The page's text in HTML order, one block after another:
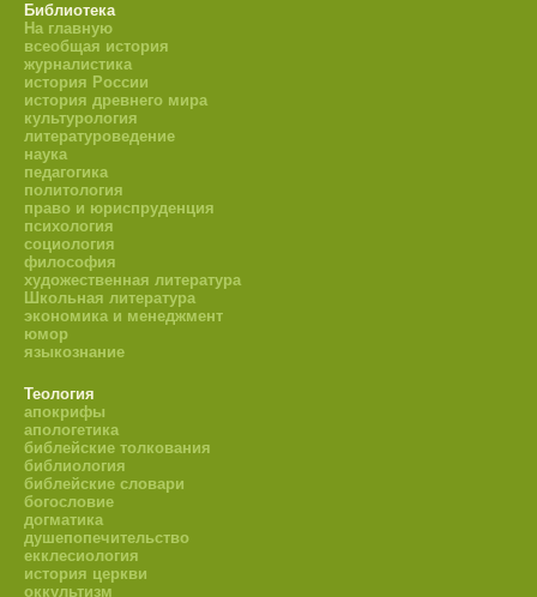
Библиотека
На главную
всеобщая история
журналистика
история России
история древнего мира
культурология
литературоведение
наука
педагогика
политология
право и юриспруденция
психология
социология
философия
художественная литература
Школьная литература
экономика и менеджмент
юмор
языкознание
Теология
апокрифы
апологетика
библейские толкования
библиология
библейские словари
богословие
догматика
душепопечительство
екклесиология
история церкви
оккультизм